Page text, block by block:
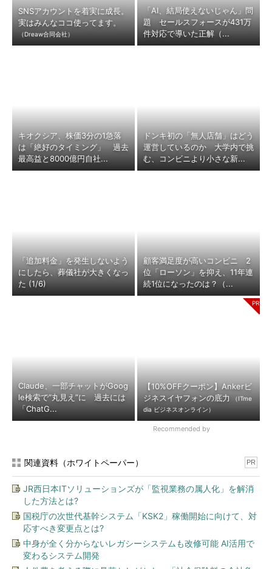
SNSアカウントを着実に成長。
実はみんなココ使ってます。
（Dreaw合同会社）
「AI、結局使えないじゃん」問
題 セールスフォースが431万
件対応で導いた正解（...
キオクシア、株価3分の1急落
は「絶好のタイミング」 過去
最高益と8000億円自社...
ドンキ初の「無人店舗」はどう
運営しているのか 大学内で挑
む、コンビニより小さな新...
「追加料金」を発生しないよう
にしたら、葬儀社が大きくなっ
た (1/6)
顧客満足度が高いコンビニ 2
位「ローソン」を抑え、11年連
続1位になったのは？（...
Claude、一部チャットがGoog
le検索で“丸見え”に 過去には
「ChatG...
【10%OFFクーポン】Ankerビ
ジネスイヤフォンの底力
（ITme
dia ビジネスオンライン）
Recommended by
関連資料（ホワイトペーパー） PR
JR西日本ITソリューションズが「監視業務の属人化」を解消
した方法とは?
国税庁の次世代基幹システム「KSK2」稼働開始に向けて、対
応すべき変更点とは?
中身が全く分からないレガシーシステムも改修可能 AI活用で
変わるシステム開発